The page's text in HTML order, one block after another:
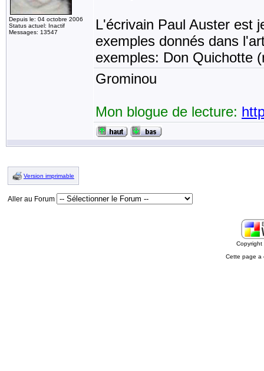
Depuis le: 04 octobre 2006
Status actuel: Inactif
Messages: 13547
L'écrivain Paul Auster est
exemples donnés dans
exemples: Don Quichotte
Grominou
Mon blogue de lecture:
Version imprimable
Aller au Forum
Cette page a